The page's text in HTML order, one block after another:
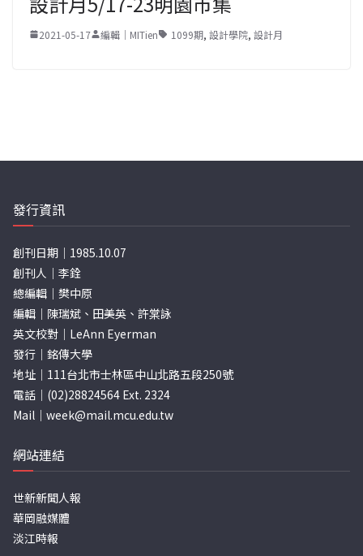
2021-05-17 編輯｜MITien 1099期, 設計學院, 設計月
發行資訊
創刊日期｜1985.10.07
創刊人｜李銓
總編輯｜樊中原
編輯｜陳瑞斌、田美英、許棠詠
英文校對｜LeAnn Eyerman
發行｜銘傳大學
地址｜111台北市士林區中山北路五段250號
電話｜(02)28824564 Ext. 2324
Mail｜ week@mail.mcu.edu.tw
網站連結
世新新聞人報
華岡融媒體
淡江時報